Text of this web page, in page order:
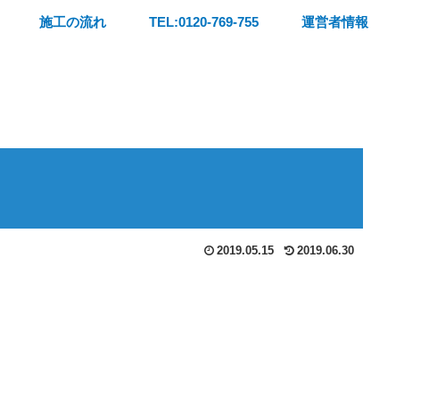
施工の流れ TEL:0120-769-755 運営者情報
2019.05.15 2019.06.30